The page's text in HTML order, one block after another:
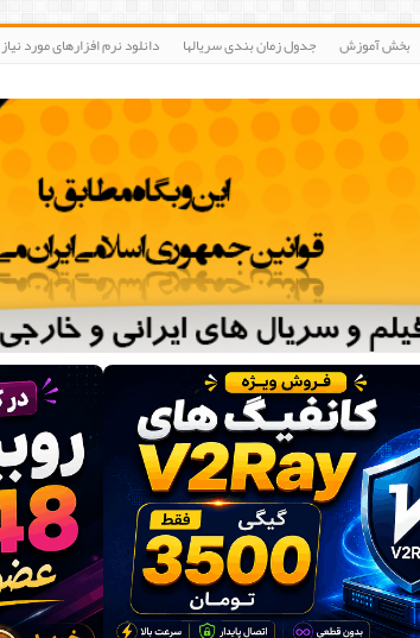
بخش آموزش جدول زمان بندی سریالها دانلود نرم افزارهای مورد نیاز